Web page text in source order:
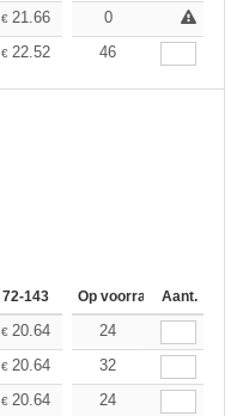
€ 21.66 20.44
0
€ 22.52 21.25
46
72-143 144-287 288 + Meer
Op voorraadAant.
€ 20.64 19.48
24
€ 20.64 19.48
32
€ 20.64 19.48
24